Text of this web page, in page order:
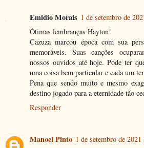
Emidio Morais 1 de setembro de
Ótimas lembranças Hayton!
Cazuza marcou época com sua
memoráveis. Suas canções
nossos ouvidos até hoje. Pode ter
uma coisa bem particular e cada um
Pena que sendo muito e mesmo
destino jogado para a eternidade tão
Responder
Manoel Pinto 1 de setembro de 2021